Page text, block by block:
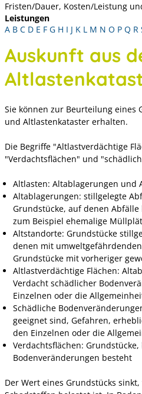
Fristen/Dauer, Kosten/Leistung
Leistungen
A B C D E F G H I J K L M N O P Q R
Auskunft aus
Sie können zur Beurteilung eines
und Altlastenkataster erhalten.
Die Begriffe "Altlastverdächtige
"Verdachtsflächen" und
Altlasten: Altablagerungen und
Altablagerungen: stillgelegte
Grundstücke, auf denen
zum Beispiel ehemalige
Altstandorte: Grundstücke
denen mit
Grundstücke mit vorheriger
Altlastverdächtige Flächen:
Verdacht schädlicher
Einzelnen oder die
Schädliche
geeignet sind, Gefahren,
den Einzelnen oder die
Verdachtsflächen:
Bodenveränderungen besteht
Der Wert eines Grundstücks